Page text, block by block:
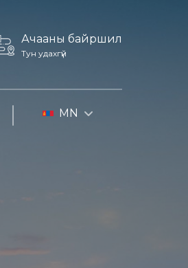
Ачааны байршил
Тун удахгүй
MN